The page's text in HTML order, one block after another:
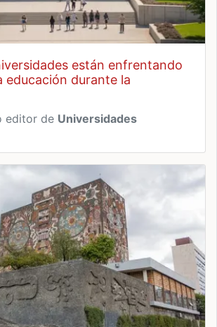
educación durante la
editor de Universidades